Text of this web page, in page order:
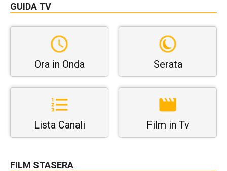
GUIDA TV
Ora in Onda Serata
Lista Canali Film in Tv
FILM STASERA